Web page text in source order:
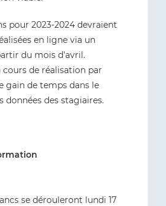
pour 2023-2024 devraient
en ligne via un
du mois d’avril.
de réalisation par
gain de temps dans le
données des stagiaires.
se dérouleront lundi 17